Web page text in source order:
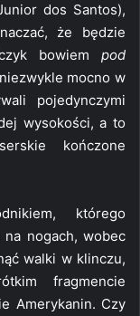
dos Santos),
że będzie
bowiem pod
mocno w
pojedynczymi
wysokości, a to
kończone
którego
na nogach, wobec
walki w klinczu,
fragmencie
Amerykanin. Czy